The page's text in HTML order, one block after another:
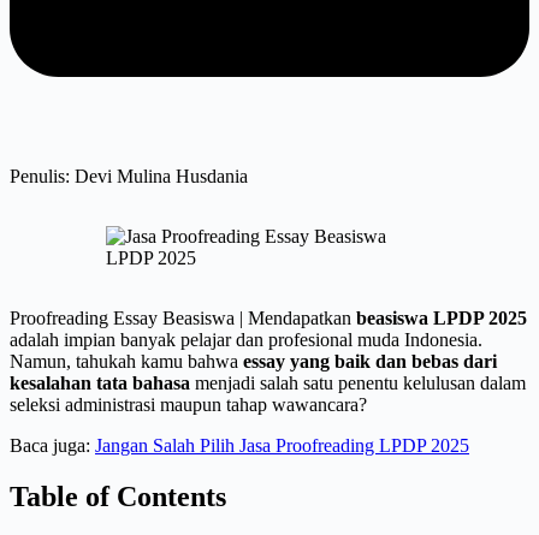
Penulis: Devi Mulina Husdania
Proofreading Essay Beasiswa | Mendapatkan beasiswa LPDP 2025
adalah impian banyak pelajar dan profesional muda Indonesia.
Namun, tahukah kamu bahwa essay yang baik dan bebas dari
kesalahan tata bahasa menjadi salah satu penentu kelulusan dalam
seleksi administrasi maupun tahap wawancara?
Baca juga: Jangan Salah Pilih Jasa Proofreading LPDP 2025
Table of Contents